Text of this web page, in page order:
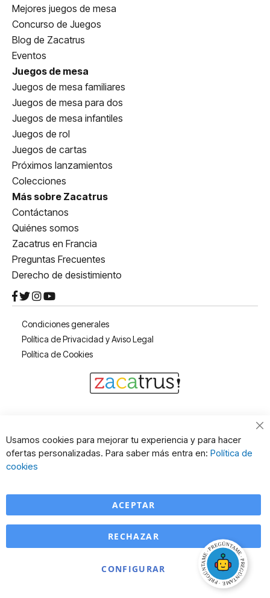
Mejores juegos de mesa
Concurso de Juegos
Blog de Zacatrus
Eventos
Juegos de mesa
Juegos de mesa familiares
Juegos de mesa para dos
Juegos de mesa infantiles
Juegos de rol
Juegos de cartas
Próximos lanzamientos
Colecciones
Más sobre Zacatrus
Contáctanos
Quiénes somos
Zacatrus en Francia
Preguntas Frecuentes
Derecho de desistimiento
Condiciones generales
Política de Privacidad y Aviso Legal
Política de Cookies
Usamos cookies para mejorar tu experiencia y para hacer
ofertas personalizadas. Para saber más entra en: Política de
cookies
ACEPTAR
CONFIGURAR
RECHAZAR